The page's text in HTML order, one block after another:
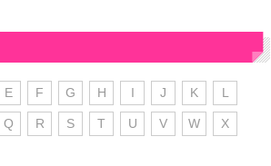
E F G H I J K L
Q R S T U V W X